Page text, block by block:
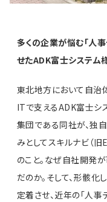
多くの企業が悩む「人
せたADK富士システム
東北地方において自治
ITで支えるADK富士シ
集団である同社が、独
みとしてスキルナビ（
のこと。なぜ自社開発
だのか。そして、形骸
定着させ、近年の「人